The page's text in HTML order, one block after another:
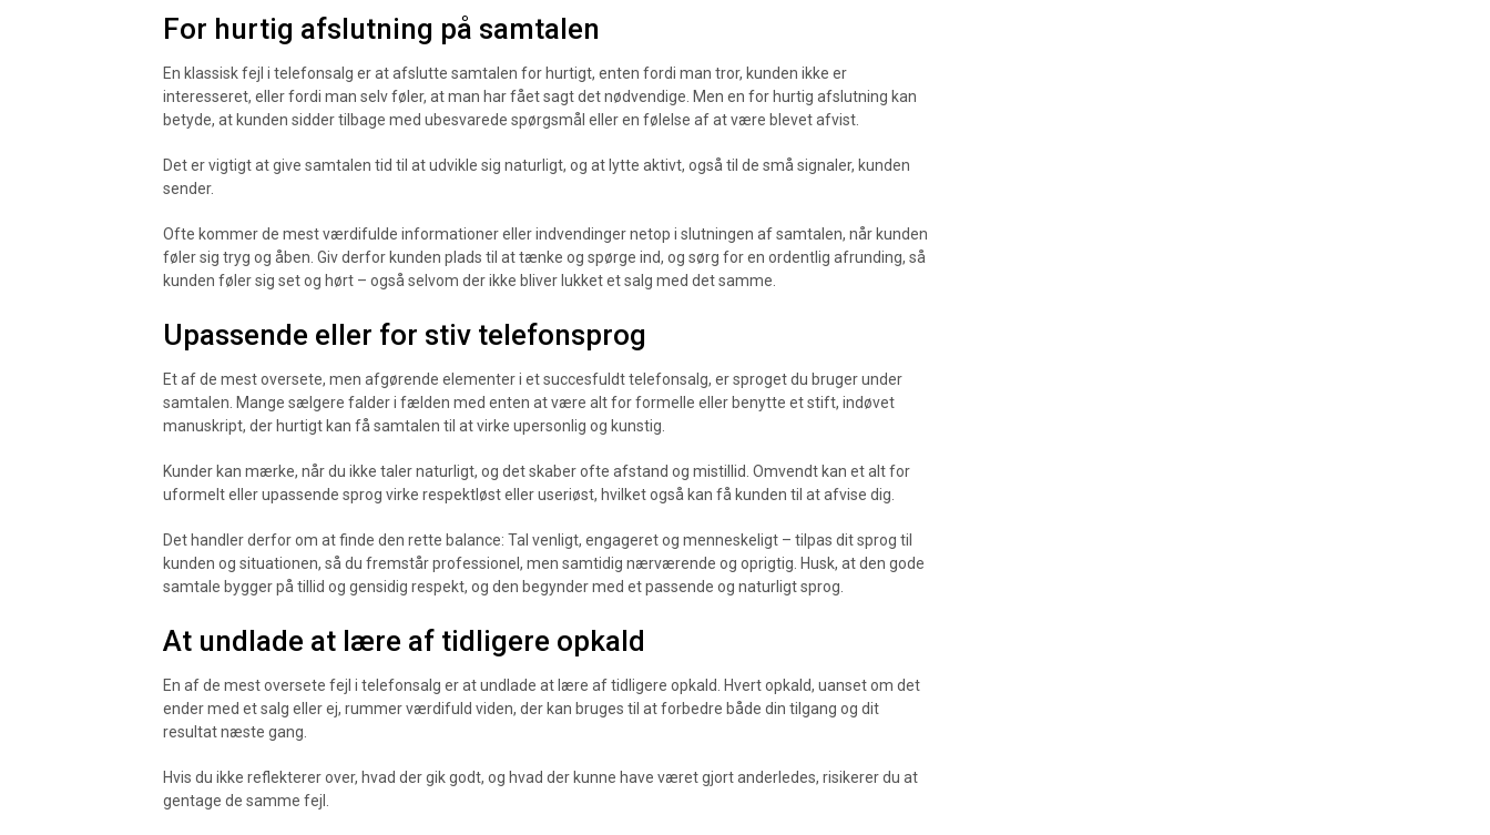
For hurtig afslutning på samtalen
En klassisk fejl i telefonsalg er at afslutte samtalen for hurtigt, enten fordi man tror, kunden ikke er
interesseret, eller fordi man selv føler, at man har fået sagt det nødvendige. Men en for hurtig afslutning kan
betyde, at kunden sidder tilbage med ubesvarede spørgsmål eller en følelse af at være blevet afvist.
Det er vigtigt at give samtalen tid til at udvikle sig naturligt, og at lytte aktivt, også til de små signaler, kunden
sender.
Ofte kommer de mest værdifulde informationer eller indvendinger netop i slutningen af samtalen, når kunden
føler sig tryg og åben. Giv derfor kunden plads til at tænke og spørge ind, og sørg for en ordentlig afrunding, så
kunden føler sig set og hørt – også selvom der ikke bliver lukket et salg med det samme.
Upassende eller for stiv telefonsprog
Et af de mest oversete, men afgørende elementer i et succesfuldt telefonsalg, er sproget du bruger under
samtalen. Mange sælgere falder i fælden med enten at være alt for formelle eller benytte et stift, indøvet
manuskript, der hurtigt kan få samtalen til at virke upersonlig og kunstig.
Kunder kan mærke, når du ikke taler naturligt, og det skaber ofte afstand og mistillid. Omvendt kan et alt for
uformelt eller upassende sprog virke respektløst eller useriøst, hvilket også kan få kunden til at afvise dig.
Det handler derfor om at finde den rette balance: Tal venligt, engageret og menneskeligt – tilpas dit sprog til
kunden og situationen, så du fremstår professionel, men samtidig nærværende og oprigtig. Husk, at den gode
samtale bygger på tillid og gensidig respekt, og den begynder med et passende og naturligt sprog.
At undlade at lære af tidligere opkald
En af de mest oversete fejl i telefonsalg er at undlade at lære af tidligere opkald. Hvert opkald, uanset om det
ender med et salg eller ej, rummer værdifuld viden, der kan bruges til at forbedre både din tilgang og dit
resultat næste gang.
Hvis du ikke reflekterer over, hvad der gik godt, og hvad der kunne have været gjort anderledes, risikerer du at
gentage de samme fejl.